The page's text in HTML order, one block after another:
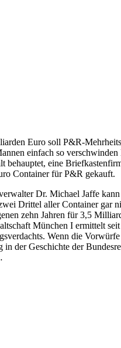
Euro soll P&R-
einfach so verschwinden
behauptet, eine
Container für P&R gekauft.
Dr. Michael Jaffe
Drittel aller Container gar
zehn Jahren für 3,5
München I ermittelt
Wenn die
in der Geschichte der